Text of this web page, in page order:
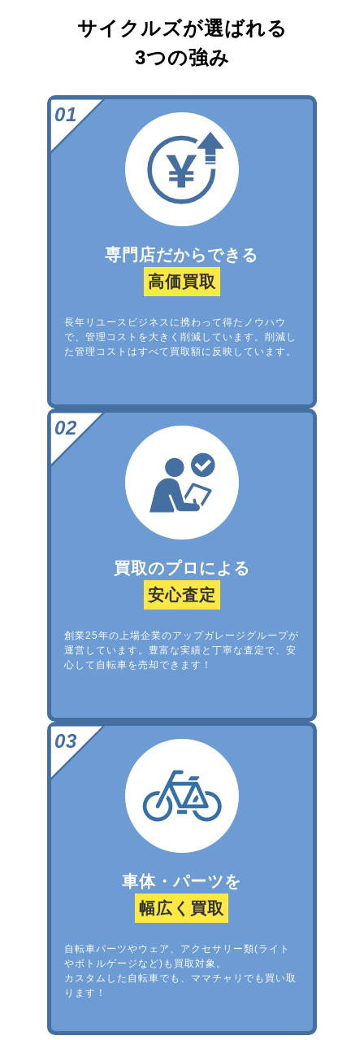
サイクルズが選ばれる
3つの強み
専門店だからできる
高価買取
長年リユースビジネスに携わって得たノウハウ
で、管理コストを大きく削減しています。削減し
た管理コストはすべて買取額に反映しています。
買取のプロによる
安心査定
創業25年の上場企業のアップガレージグループが
運営しています。豊富な実績と丁寧な査定で、安
心して自転車を売却できます！
車体・パーツを
幅広く買取
自転車パーツやウェア、アクセサリー類(ライト
やボトルゲージなど)も買取対象。
カスタムした自転車でも、ママチャリでも買い取
ります！